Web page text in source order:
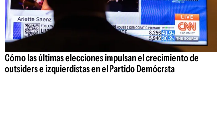
Cómo las últimas elecciones impulsan el crecimiento de
outsiders e izquierdistas en el Partido Demócrata